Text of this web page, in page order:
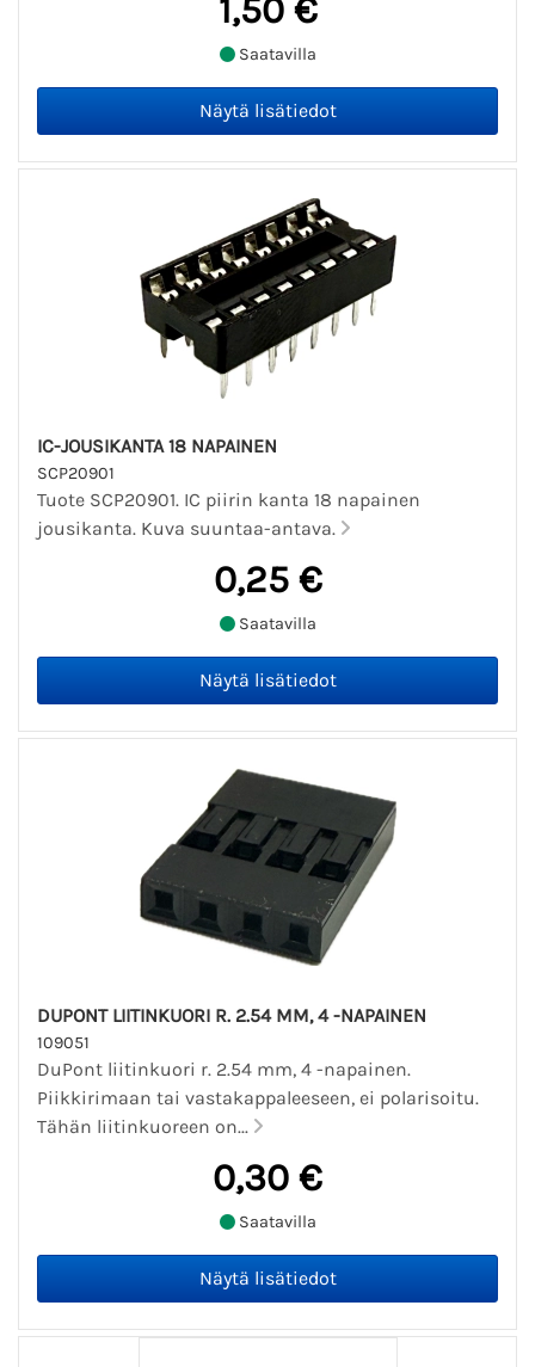
1,50 €
Saatavilla
IC-JOUSIKANTA 18 NAPAINEN
SCP20901
Tuote SCP20901. IC piirin kanta 18 napainen
jousikanta. Kuva suuntaa-antava.
0,25 €
Saatavilla
DUPONT LIITINKUORI R. 2.54 MM, 4 -NAPAINEN
109051
DuPont liitinkuori r. 2.54 mm, 4 -napainen.
Piikkirimaan tai vastakappaleeseen, ei polarisoitu.
Tähän liitinkuoreen on...
0,30 €
Saatavilla